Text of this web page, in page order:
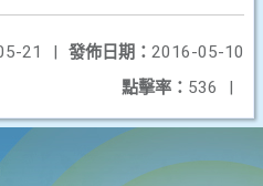
發佈日期： 2016-05-10
21
|
點擊率： 536 |